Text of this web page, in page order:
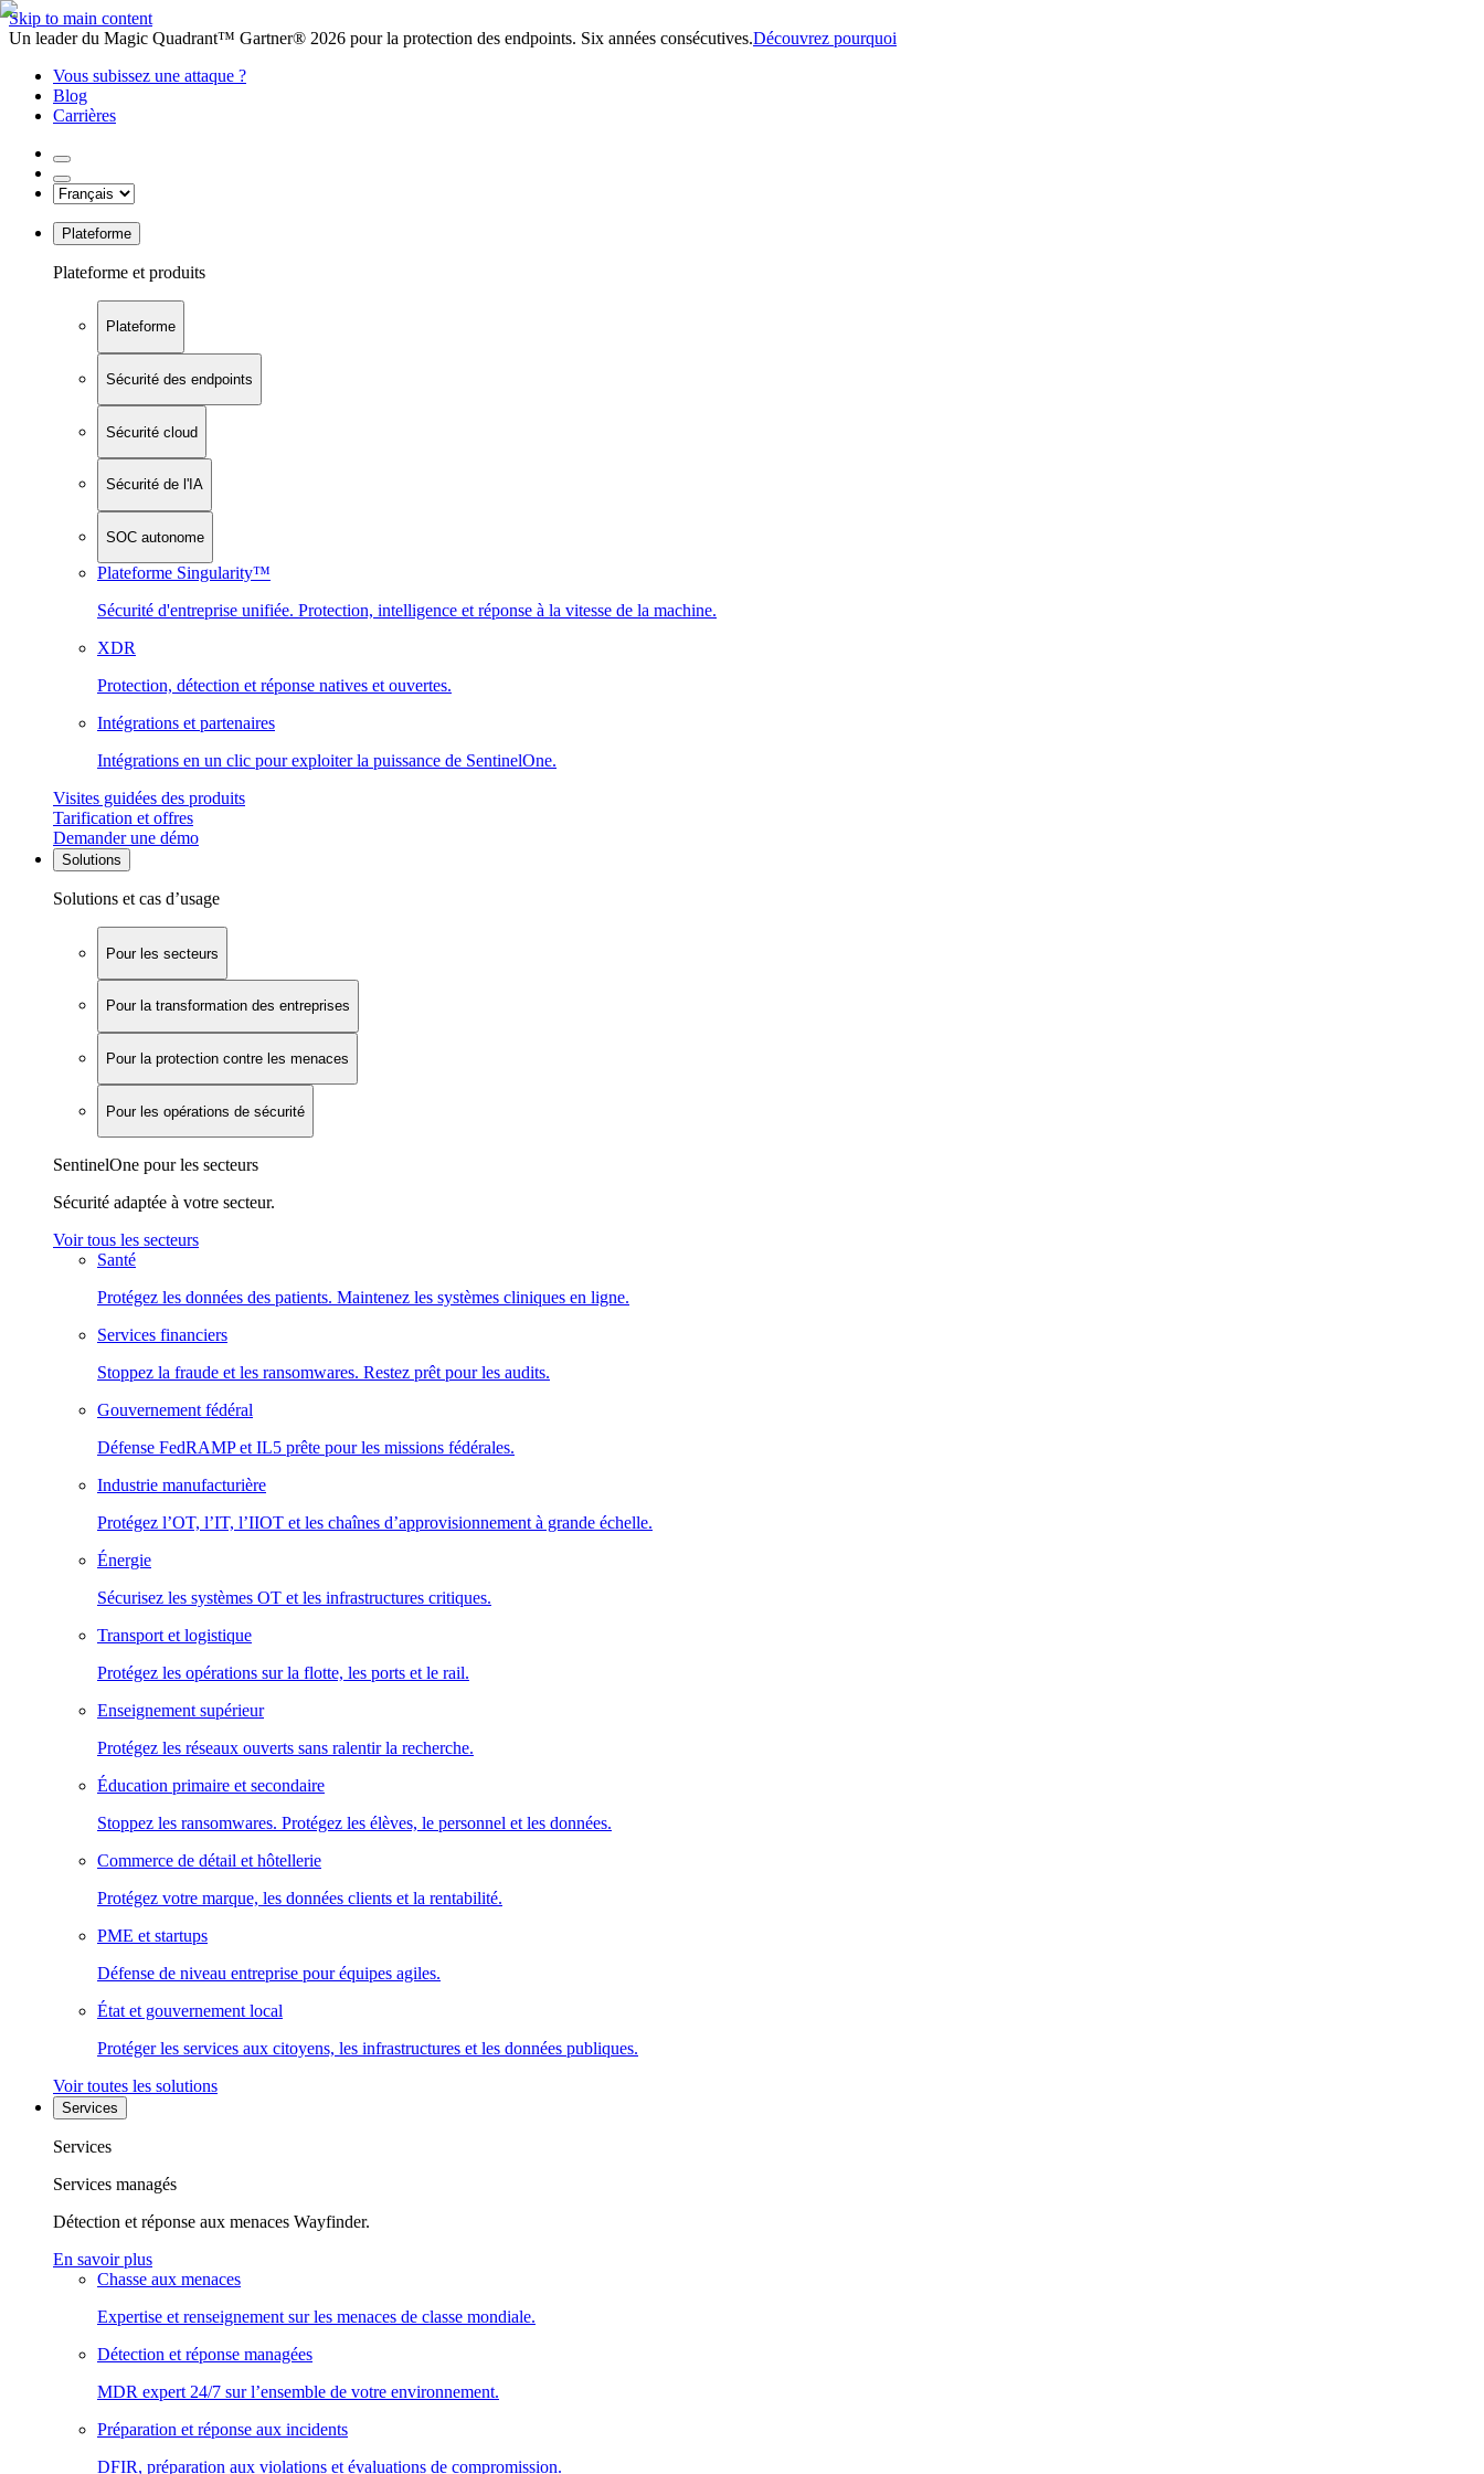
Skip to main content
Un leader du Magic Quadrant™ Gartner® 2026 pour la protection des endpoints. Six années consécutives.Découvrez pourquoi
Vous subissez une attaque ?
Blog
Carrières
Plateforme
Plateforme et produits
Plateforme
Sécurité des endpoints
Sécurité cloud
Sécurité de l'IA
SOC autonome
Plateforme Singularity™
Sécurité d'entreprise unifiée. Protection, intelligence et réponse à la vitesse de la machine.
XDR
Protection, détection et réponse natives et ouvertes.
Intégrations et partenaires
Intégrations en un clic pour exploiter la puissance de SentinelOne.
Visites guidées des produits
Tarification et offres
Demander une démo
Solutions
Solutions et cas d’usage
Pour les secteurs
Pour la transformation des entreprises
Pour la protection contre les menaces
Pour les opérations de sécurité
SentinelOne pour les secteurs
Sécurité adaptée à votre secteur.
Voir tous les secteurs
Santé
Protégez les données des patients. Maintenez les systèmes cliniques en ligne.
Services financiers
Stoppez la fraude et les ransomwares. Restez prêt pour les audits.
Gouvernement fédéral
Défense FedRAMP et IL5 prête pour les missions fédérales.
Industrie manufacturière
Protégez l’OT, l’IT, l’IIOT et les chaînes d’approvisionnement à grande échelle.
Énergie
Sécurisez les systèmes OT et les infrastructures critiques.
Transport et logistique
Protégez les opérations sur la flotte, les ports et le rail.
Enseignement supérieur
Protégez les réseaux ouverts sans ralentir la recherche.
Éducation primaire et secondaire
Stoppez les ransomwares. Protégez les élèves, le personnel et les données.
Commerce de détail et hôtellerie
Protégez votre marque, les données clients et la rentabilité.
PME et startups
Défense de niveau entreprise pour équipes agiles.
État et gouvernement local
Protéger les services aux citoyens, les infrastructures et les données publiques.
Voir toutes les solutions
Services
Services
Services managés
Détection et réponse aux menaces Wayfinder.
En savoir plus
Chasse aux menaces
Expertise et renseignement sur les menaces de classe mondiale.
Détection et réponse managées
MDR expert 24/7 sur l’ensemble de votre environnement.
Préparation et réponse aux incidents
DFIR, préparation aux violations et évaluations de compromission.